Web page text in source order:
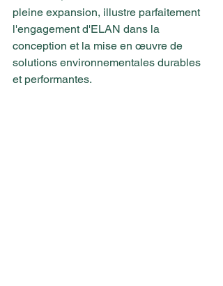
pleine expansion, illustre parfaitement
l'engagement d'ELAN dans la
conception et la mise en œuvre de
solutions environnementales durables
et performantes.